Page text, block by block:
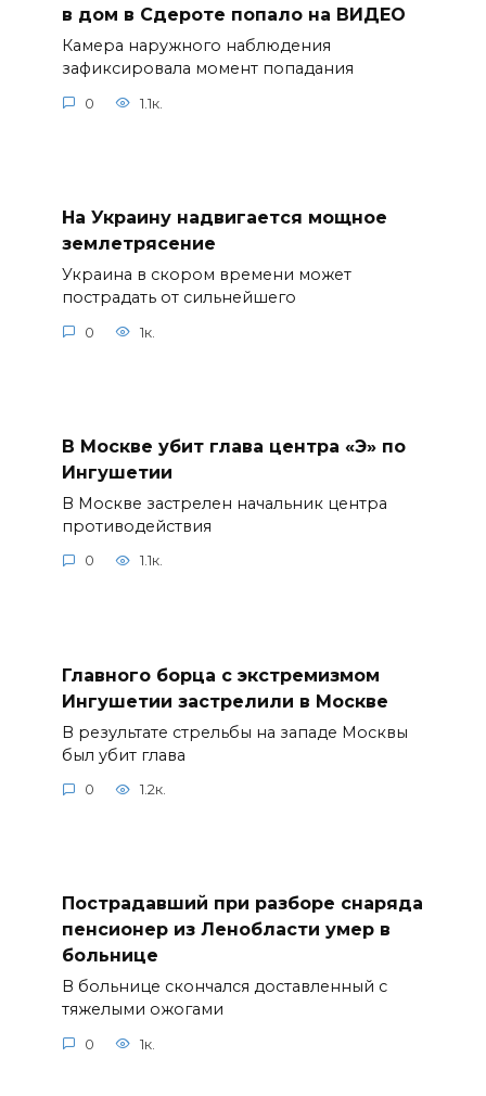
в дом в Сдероте попало на ВИДЕО
Камера наружного наблюдения
зафиксировала момент попадания
0 1.1к.
На Украину надвигается мощное
землетрясение
Украина в скором времени может
пострадать от сильнейшего
0 1к.
В Москве убит глава центра «Э» по
Ингушетии
В Москве застрелен начальник центра
противодействия
0 1.1к.
Главного борца с экстремизмом
Ингушетии застрелили в Москве
В результате стрельбы на западе Москвы
был убит глава
0 1.2к.
Пострадавший при разборе снаряда
пенсионер из Ленобласти умер в
больнице
В больнице скончался доставленный с
тяжелыми ожогами
0 1к.